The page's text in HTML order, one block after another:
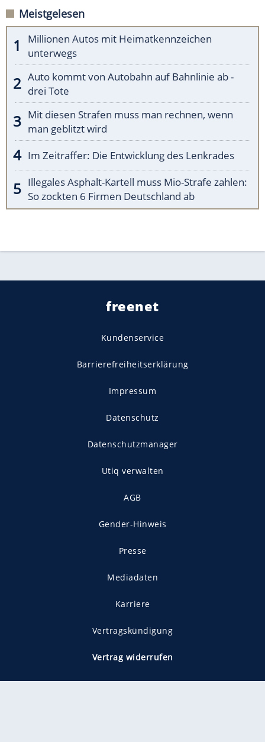
Meistgelesen
Millionen Autos mit Heimatkennzeichen
unterwegs
Auto kommt von Autobahn auf Bahnlinie ab -
drei Tote
Mit diesen Strafen muss man rechnen, wenn
man geblitzt wird
Im Zeitraffer: Die Entwicklung des Lenkrades
Illegales Asphalt-Kartell muss Mio-Strafe zahlen:
So zockten 6 Firmen Deutschland ab
freenet
Kundenservice
Barrierefreiheitserklärung
Impressum
Datenschutz
Datenschutzmanager
Utiq verwalten
AGB
Gender-Hinweis
Presse
Mediadaten
Karriere
Vertragskündigung
Vertrag widerrufen